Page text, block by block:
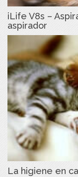
iLife V8s –
aspirador
La higiene en